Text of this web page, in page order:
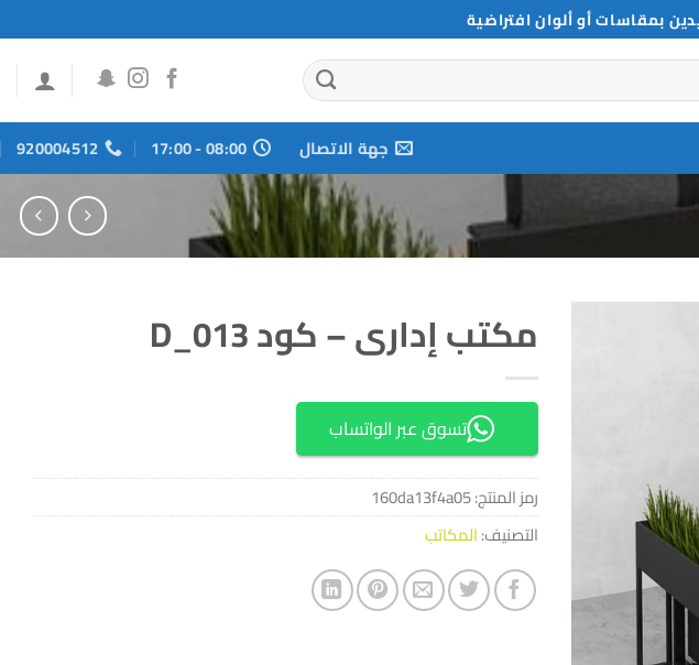
بمقاسات أو ألوان افتراضية
جهة الاتصال 08:00 - 17:00
920004512
مكتب إدارى – كود D_013
تسوق عبر الواتساب
رمز المنتج:160da13f4a05
التصنيف:المكاتب